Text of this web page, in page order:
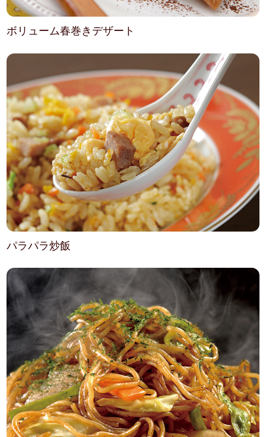
ボリューム春巻きデザート
パラパラ炒飯